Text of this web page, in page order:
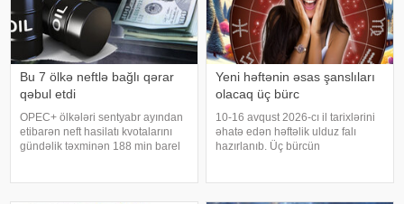
Bu 7 ölkə neftlə bağlı qərar
qəbul etdi
OPEC+ ölkələri sentyabr ayından
etibarən neft hasilatı kvotalarını
gündəlik təxminən 188 min barel
Yeni həftənin əsas şanslıları
olacaq üç bürc
10-16 avqust 2026-cı il tarixlərini
əhatə edən həftəlik ulduz falı
hazırlanıb. Üç bürcün